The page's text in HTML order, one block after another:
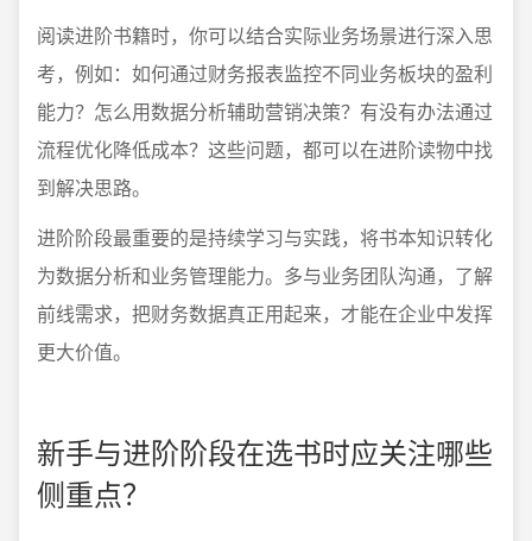
阅读进阶书籍时，你可以结合实际业务场景进行深入思
考，例如：如何通过财务报表监控不同业务板块的盈利
能力？怎么用数据分析辅助营销决策？有没有办法通过
流程优化降低成本？这些问题，都可以在进阶读物中找
到解决思路。
进阶阶段最重要的是持续学习与实践，将书本知识转化
为数据分析和业务管理能力。多与业务团队沟通，了解
前线需求，把财务数据真正用起来，才能在企业中发挥
更大价值。
新手与进阶阶段在选书时应关注哪些
侧重点？